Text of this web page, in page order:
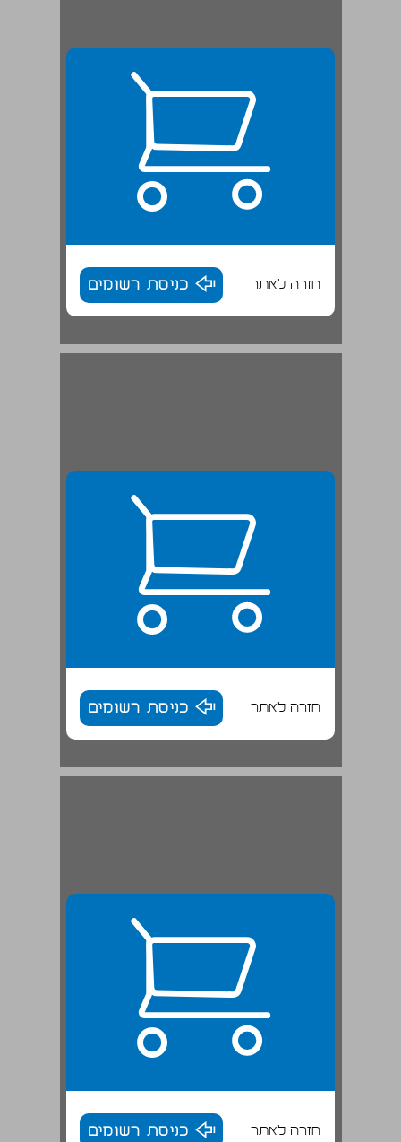
חזרה לאתר כניסת רשומים
בירושלים ־ משבר פנימי עמוק ... 16
חזרה לאתר כניסת רשומים
חזרה לאתר כניסת רשומים